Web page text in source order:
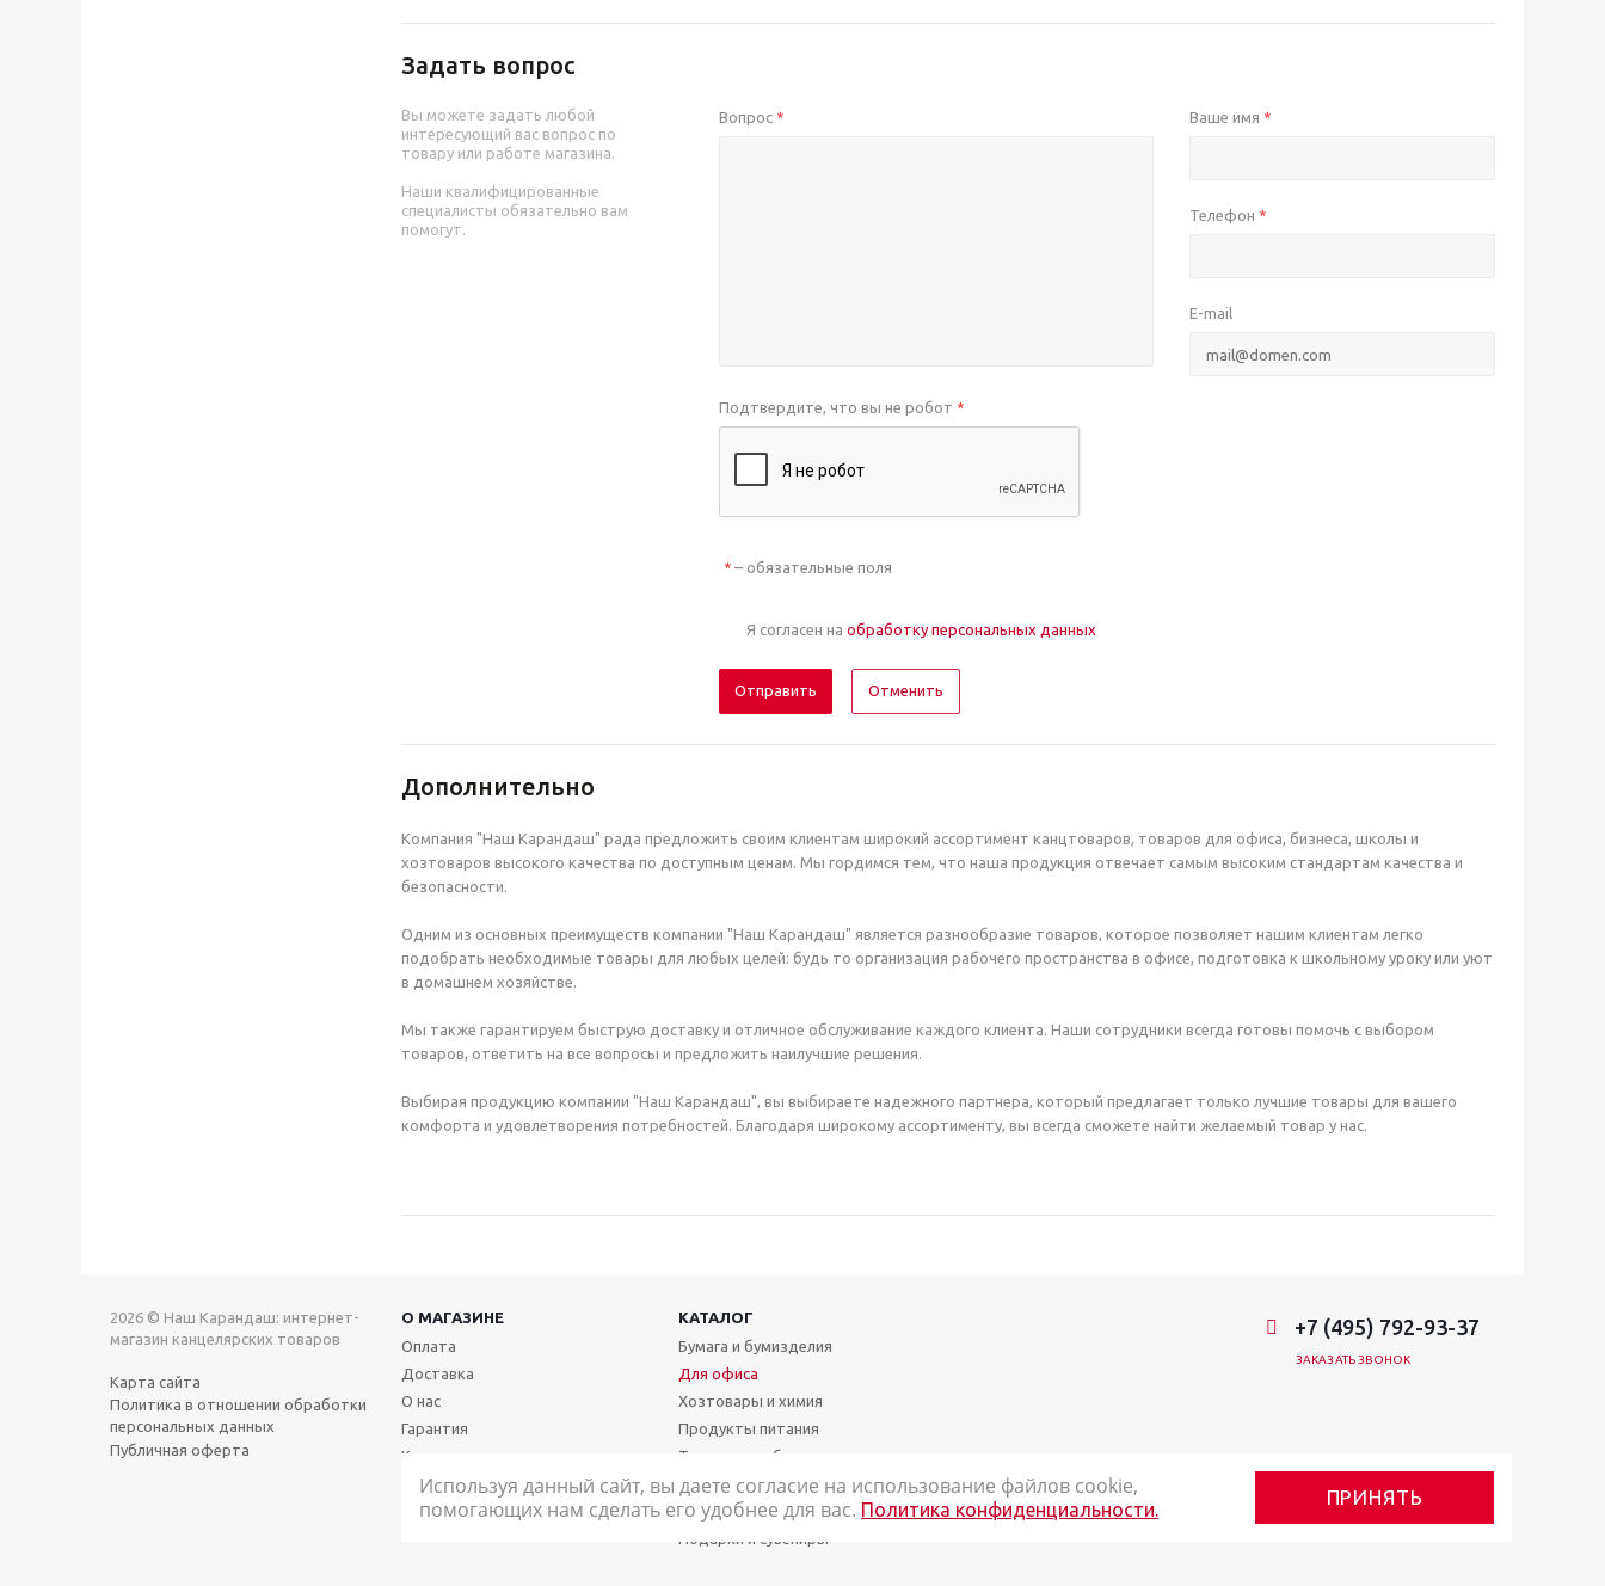
Задать вопрос
Вы можете задать любой
интересующий вас вопрос по
товару или работе магазина.
Наши квалифицированные
специалисты обязательно вам
помогут.
Вопрос * Ваше имя *
Телефон *
E-mail
Подтвердите, что вы не робот *
*– обязательные поля
Я согласен на обработку персональных данных
Отменить
Дополнительно
Компания "Наш Карандаш" рада предложить своим клиентам широкий ассортимент канцтоваров, товаров для офиса, бизнеса, школы и
хозтоваров высокого качества по доступным ценам. Мы гордимся тем, что наша продукция отвечает самым высоким стандартам качества и
безопасности.
Одним из основных преимуществ компании "Наш Карандаш" является разнообразие товаров, которое позволяет нашим клиентам легко
подобрать необходимые товары для любых целей: будь то организация рабочего пространства в офисе, подготовка к школьному уроку или уют
в домашнем хозяйстве.
Мы также гарантируем быструю доставку и отличное обслуживание каждого клиента. Наши сотрудники всегда готовы помочь с выбором
товаров, ответить на все вопросы и предложить наилучшие решения.
Выбирая продукцию компании "Наш Карандаш", вы выбираете надежного партнера, который предлагает только лучшие товары для вашего
комфорта и удовлетворения потребностей. Благодаря широкому ассортименту, вы всегда сможете найти желаемый товар у нас.
2026 © Наш Карандаш: интернет-
магазин канцелярских товаров
Карта сайта
Политика в отношении обработки
персональных данных
Публичная оферта
О МАГАЗИНЕ
КАТАЛОГ
Оплата
Доставка
О нас
Гарантия
Контакты
Бумага и бумизделия
Для офиса
Хозтовары и химия
Продукты питания
Техника и мебель
Школа и творчество
Медицинские товары
Подарки и сувениры
+7 (495) 792-93-37
ЗАКАЗАТЬ ЗВОНОК
Используя данный сайт, вы даете согласие на использование файлов cookie,
помогающих нам сделать его удобнее для вас. Политика конфиденциальности.
ПРИНЯТЬ